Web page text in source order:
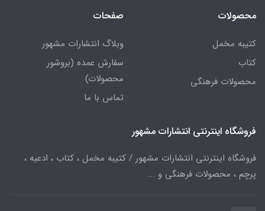
محصولات
کتیبه مخمل
کتاب
محصولات فرهنگی
صفحات
وبلاگ انتشارات مشهور
سفارش عمده (بروشور
محصولات)
تماس با ما
فروشگاه اینترنتی انتشارات مشهور
فروشگاه اینترنتی انتشارات مشهور / کتیبه مخمل ، کتاب ، ادعیه ،
پرچم ، محصولات فرهنگی و ...